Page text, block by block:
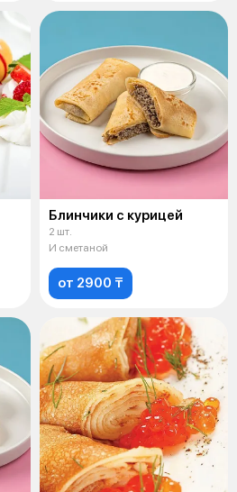
Блинчики с курицей
2 шт.
И сметаной
от 2900 ₸